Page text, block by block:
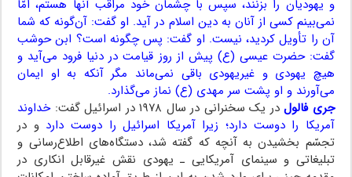
و یهودیان را بزنند، سپس با چشمان خود مراقب آنها هستم، امّا
نمی‌بینم کسی از آنان به دین اسلام در آید. او گفت: آن‌گونه که شما
آن را تأویل کردید، نیست. او گفت: پس چگونه است؟ ابن حوشب
گفت: حضرت عیسی (ع) پیش از روز قیامت در دنیا فرود می‌آید و
هیچ یهودی و غیریهودی باقی نمی‌ماند مگر آنکه به او ایمان
می‌آورند و او پشت سر مهدی (ع) نماز می‌گذارد.
جری فالولدر یک سخنرانی در سال ۱۹۷۸ در اسرائیل گفت:
خداوند
آمریکا را دوست دارد؛ زیرا آمریکا اسرائیل را دوست دارد و در
تجسّم بخشیدن به آنچه که گفته شد، دستگاه‌های اطلاع‌رسانی و
تبلیغاتی و سینمای آمریکایی ـ یهودی نقش غیرقابل انکاری در